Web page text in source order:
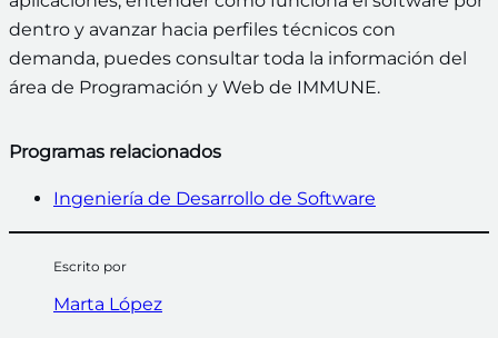
dentro y avanzar hacia perfiles técnicos con
demanda, puedes consultar toda la información del
área de Programación y Web de IMMUNE.
Programas relacionados
Ingeniería de Desarrollo de Software
Escrito por
Marta López